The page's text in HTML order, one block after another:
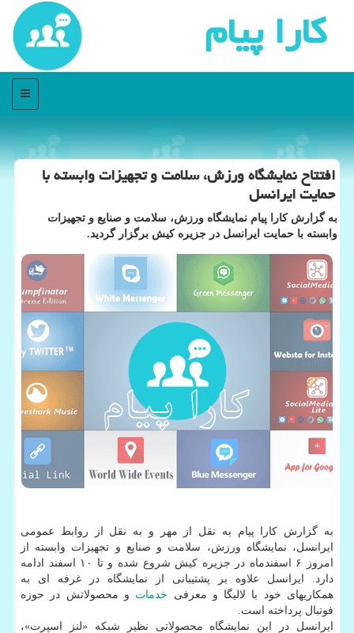
كارا پیام
منو
افتتاح نمایشگاه ورزش، سلامت و تجهیزات وابسته با
حمایت ایرانسل
به گزارش كارا پیام نمایشگاه ورزش، سلامت و صنایع و تجهیزات
وابسته با حمایت ایرانسل در جزیره كیش برگزار گردید.
به گزارش كارا پیام به نقل از مهر و به نقل از روابط عمومی
ایرانسل، نمایشگاه ورزش، سلامت و صنایع و تجهیزات وابسته از
امروز ۶ اسفندماه در جزیره كیش شروع شده و تا ۱۰ اسفند ادامه
دارد. ایرانسل علاوه بر پشتیبانی از نمایشگاه در غرفه ای به
همكاریهای خود با لالیگا و معرفی خدمات و محصولاتش در حوزه
فوتبال پرداخته است.
ایرانسل در این نمایشگاه محصولاتی نظیر شبكه «لنز اسپرت»،